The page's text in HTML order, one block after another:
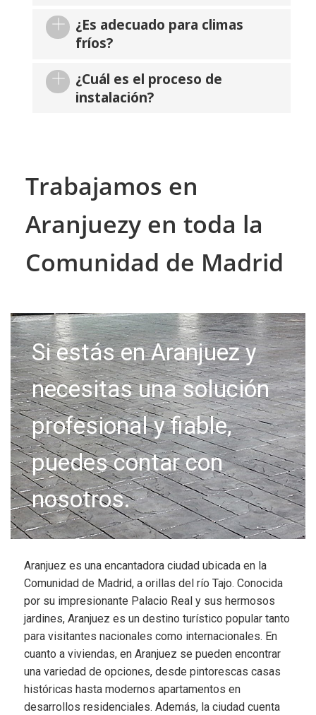
¿Es adecuado para climas
fríos?
¿Cuál es el proceso de
instalación?
Trabajamos en
Aranjuezy en toda la
Comunidad de Madrid
Si estás en Aranjuez y
necesitas una solución
profesional y fiable,
puedes contar con
nosotros.
Aranjuez es una encantadora ciudad ubicada en la
Comunidad de Madrid, a orillas del río Tajo. Conocida
por su impresionante Palacio Real y sus hermosos
jardines, Aranjuez es un destino turístico popular tanto
para visitantes nacionales como internacionales. En
cuanto a viviendas, en Aranjuez se pueden encontrar
una variedad de opciones, desde pintorescas casas
históricas hasta modernos apartamentos en
desarrollos residenciales. Además, la ciudad cuenta